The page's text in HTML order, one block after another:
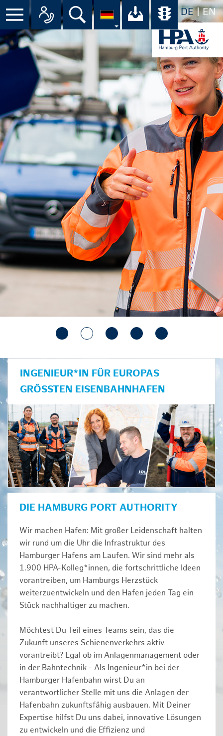
DE EN
Suche Ihr Download-
INGENIEUR*IN FÜR EUROPAS
GRÖSSTEN EISENBAHNHAFEN
DIE HAMBURG PORT AUTHORITY
Wir machen Hafen: Mit großer Leidenschaft halten
wir rund um die Uhr die Infrastruktur des
Hamburger Hafens am Laufen. Wir sind mehr als
1.900 HPA-Kolleg*innen, die fortschrittliche Ideen
vorantreiben, um Hamburgs Herzstück
weiterzuentwickeln und den Hafen jeden Tag ein
Stück nachhaltiger zu machen.
Möchtest Du Teil eines Teams sein, das die
Zukunft unseres Schienenverkehrs aktiv
vorantreibt? Egal ob im Anlagenmanagement oder
in der Bahntechnik - Als Ingenieur*in bei der
Hamburger Hafenbahn wirst Du an
verantwortlicher Stelle mit uns die Anlagen der
Hafenbahn zukunftsfähig ausbauen. Mit Deiner
Expertise hilfst Du uns dabei, innovative Lösungen
zu entwickeln und die Effizienz und